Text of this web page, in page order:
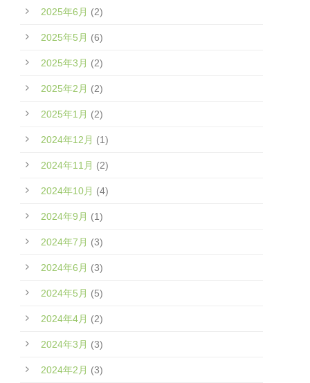
2025年6月 (2)
2025年5月 (6)
2025年3月 (2)
2025年2月 (2)
2025年1月 (2)
2024年12月 (1)
2024年11月 (2)
2024年10月 (4)
2024年9月 (1)
2024年7月 (3)
2024年6月 (3)
2024年5月 (5)
2024年4月 (2)
2024年3月 (3)
2024年2月 (3)